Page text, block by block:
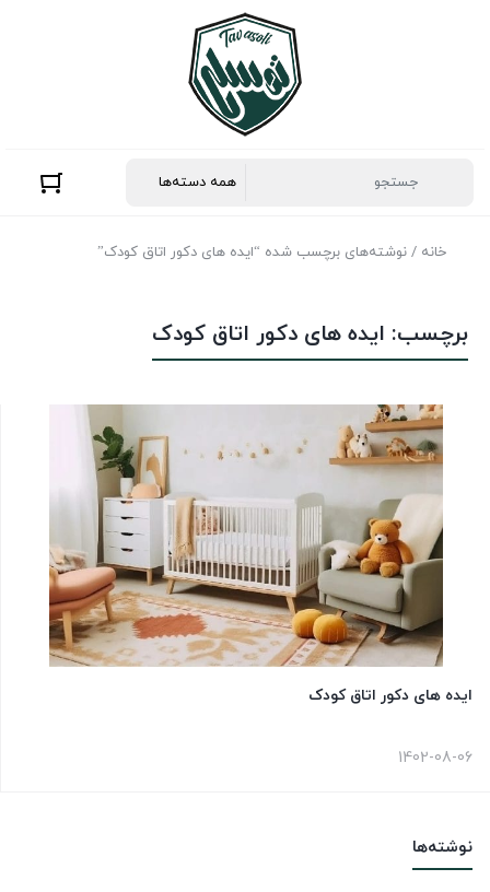
خانه / نوشته‌های برچسب شده “ایده های دکور اتاق کودک”
نوشته‌ها
برچسب: ایده های دکور اتاق کودک
ایده های دکور اتاق کودک
1402-08-06